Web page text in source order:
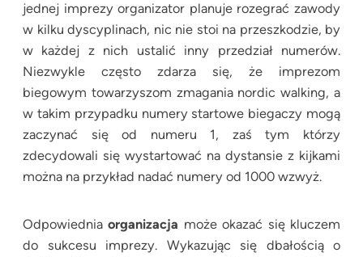
jednej imprezy organizator planuje rozegrać zawody
w kilku dyscyplinach, nic nie stoi na przeszkodzie, by
w każdej z nich ustalić inny przedział numerów.
Niezwykle często zdarza się, że imprezom
biegowym towarzyszom zmagania nordic walking, a
w takim przypadku numery startowe biegaczy mogą
zaczynać się od numeru 1, zaś tym którzy
zdecydowali się wystartować na dystansie z kijkami
można na przykład nadać numery od 1000 wzwyż.
Odpowiednia organizacja może okazać się kluczem
do sukcesu imprezy. Wykazując się dbałością o